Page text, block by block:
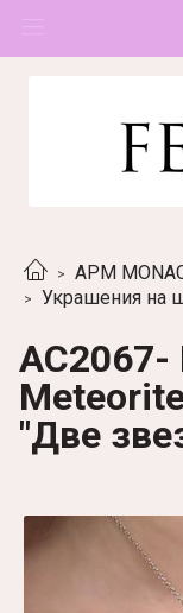
APM
Украшения на
AC2067-
"Две